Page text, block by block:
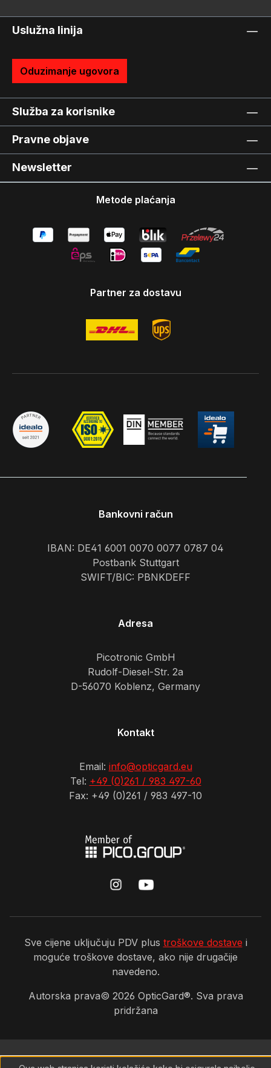
Uslužna linija
Oduzimanje ugovora
Služba za korisnike
Pravne objave
Newsletter
Metode plaćanja
Partner za dostavu
Bankovni račun
IBAN: DE41 6001 0070 0077 0787 04
Postbank Stuttgart
SWIFT/BIC: PBNKDEFF
Adresa
Picotronic GmbH
Rudolf-Diesel-Str. 2a
D-56070 Koblenz, Germany
Kontakt
Email: info@opticgard.eu
Tel: +49 (0)261 / 983 497-60
Fax: +49 (0)261 / 983 497-10
Sve cijene uključuju PDV plus troškove dostave i
moguće troškove dostave, ako nije drugačije
navedeno.
Autorska prava© 2026 OpticGard®. Sva prava
pridržana